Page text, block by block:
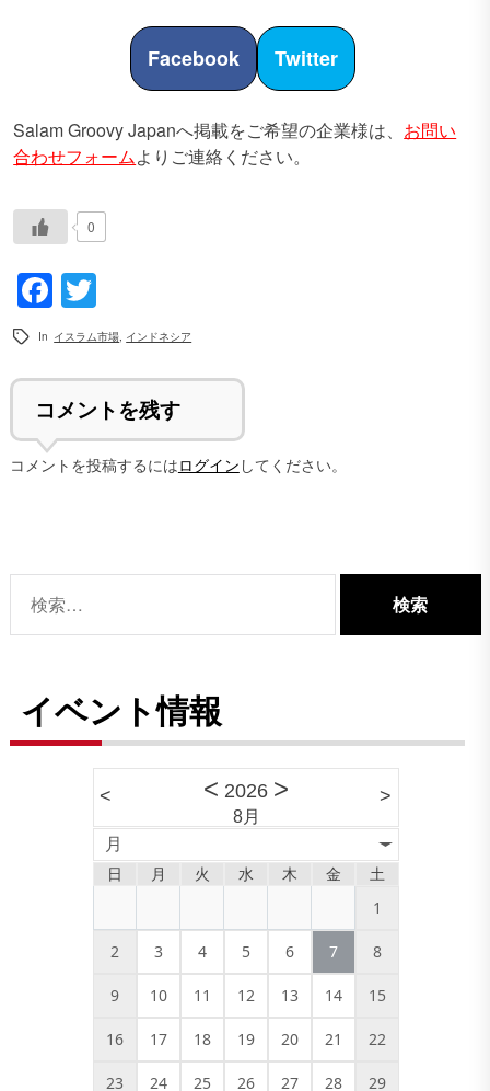
Facebook Twitter
Salam Groovy Japanへ掲載をご希望の企業様は、 お問い
合わせフォームよりご連絡ください。
0
Facebook
In イスラム市場 インドネシア
コメントを残す
コメントを投稿するにはログインしてください。
索:
イベント情報
< < 2026 >
8月
>
月
日 月 火 水 木 金 土
1
2 3 4 5 6 7 8
9 10 11 12 13 14 15
16 17 18 19 20 21 22
23 24 25 26 27 28 29